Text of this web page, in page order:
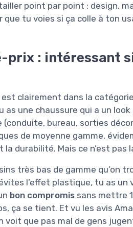
point par point : design,
tu voies si ça colle à ton
prix : intéressant
est clairement dans la catégorie
as une chaussure qui a un
(conduite, bureau, sorties
de moyenne gamme,
durabilité. Mais ce n’est pas
très bas de gamme qu’on
l’effet plastique, tu as
bon compromis sans mettre
ça se tient. Et vu les avis
voit que pas mal de gens